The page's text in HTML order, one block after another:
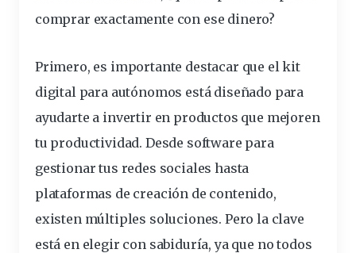
comprar exactamente con ese dinero?
Primero, es importante destacar que el kit
digital para autónomos está diseñado para
ayudarte a invertir en productos que mejoren
tu productividad. Desde software para
gestionar tus redes sociales hasta
plataformas de creación de contenido,
existen múltiples soluciones. Pero la clave
está en elegir con sabiduría, ya que no todos